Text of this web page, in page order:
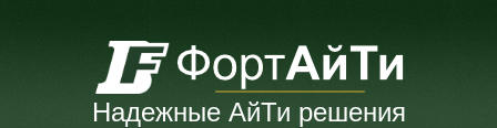
Надежные АйТи решения